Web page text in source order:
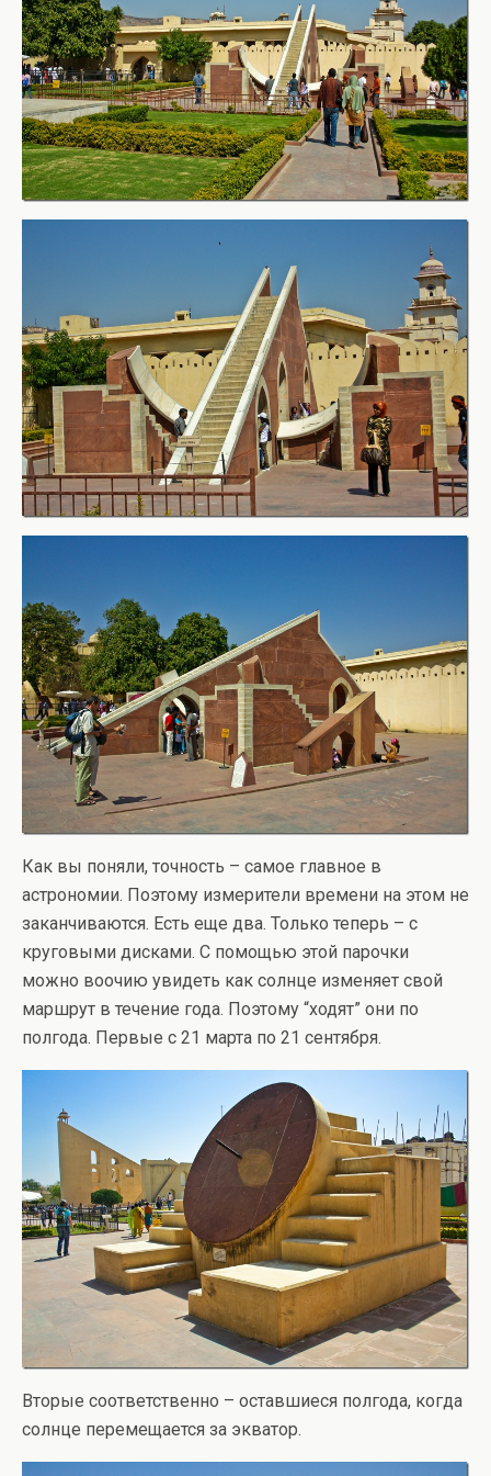
Как вы поняли, точность – самое главное в
астрономии. Поэтому измерители времени на этом не
заканчиваются. Есть еще два. Только теперь – с
круговыми дисками. С помощью этой парочки
можно воочию увидеть как солнце изменяет свой
маршрут в течение года. Поэтому “ходят” они по
полгода. Первые с 21 марта по 21 сентября.
Вторые соответственно – оставшиеся полгода, когда
солнце перемещается за экватор.